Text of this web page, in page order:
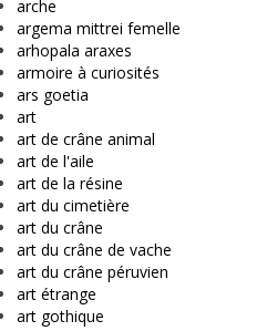
arche
argema mittrei femelle
arhopala araxes
armoire à curiosités
ars goetia
art
art de crâne animal
art de l'aile
art de la résine
art du cimetière
art du crâne
art du crâne de vache
art du crâne péruvien
art étrange
art gothique